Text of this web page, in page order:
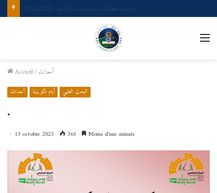
ملتقى وطني بعنوان: المصطلحية والذكاء الصناعي حدود التلاقي وإجراءات التطبيق
Accueil/أحداث
أحداث أيام تكوينية البحث العلمي
.
13 octobre 2023 365 Moins d’une minute